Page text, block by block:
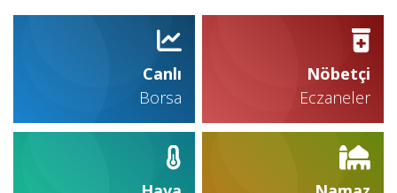
Canlı
Borsa
Nöbetçi
Eczaneler